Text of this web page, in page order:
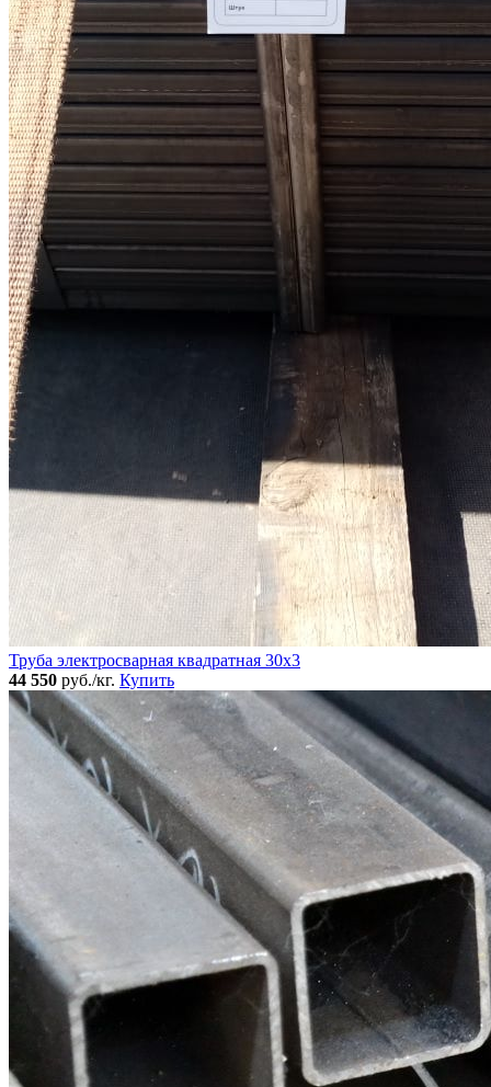
Труба электросварная квадратная 30x3
44 550 руб./кг. Купить